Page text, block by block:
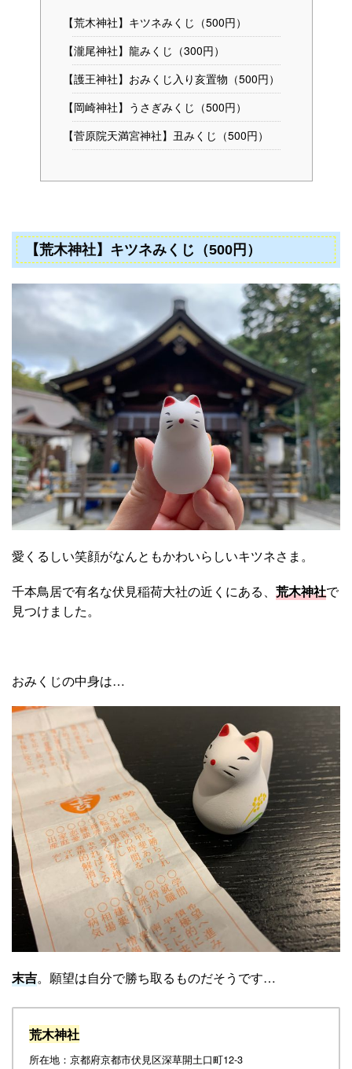
【荒木神社】キツネみくじ（500円）
【瀧尾神社】龍みくじ（300円）
【護王神社】おみくじ入り亥置物（500円）
【岡崎神社】うさぎみくじ（500円）
【菅原院天満宮神社】丑みくじ（500円）
【荒木神社】キツネみくじ（500円）
愛くるしい笑顔がなんともかわいらしいキツネさま。
千本鳥居で有名な伏見稲荷大社の近くにある、 荒木神社で
見つけました。
おみくじの中身は…
末吉。願望は自分で勝ち取るものだそうです…
荒木神社
所在地：京都府京都市伏見区深草開土口町12-3